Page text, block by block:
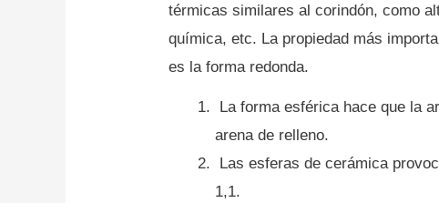
térmicas similares al corindón, como
química, etc. La propiedad más
es la forma redonda.
La forma esférica hace que la
arena de relleno.
Las esferas de cerámica
1,1.